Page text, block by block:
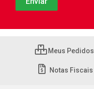
Meus Pedidos
Notas Fiscais